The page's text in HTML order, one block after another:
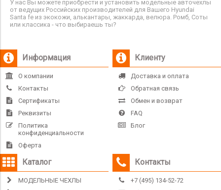
У нас Вы можете приобрести и установить модельные авточехлы
от ведущих Российских производителей для Вашего Hyundai
Santa fe из экокожи, алькантары, жаккарда, велюра. Ромб, Соты
или классика - что выбираешь ты?
Информация
О компании
Контакты
Сертификаты
Реквизиты
Политика
конфиденциальности
Оферта
Клиенту
Доставка и оплата
Обратная связь
Обмен и возврат
FAQ
Блог
Каталог
МОДЕЛЬНЫЕ ЧЕХЛЫ
Контакты
+7 (495) 134-52-72